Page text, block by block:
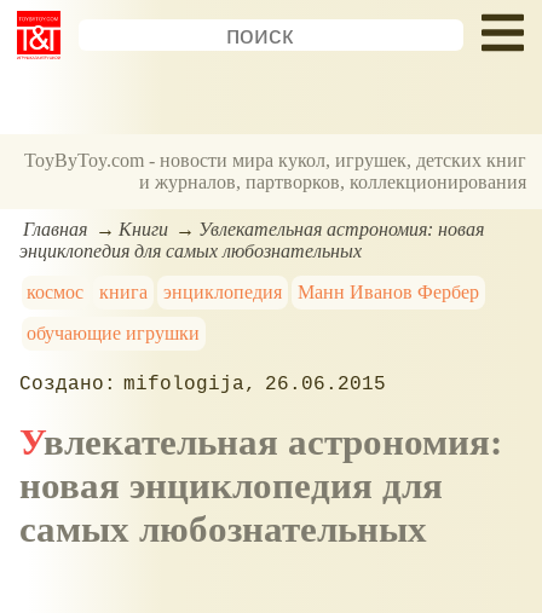
ToyByToy.com - новости мира кукол, игрушек, детских книг
и журналов, партворков, коллекционирования
Главная Книги
Увлекательная астрономия: новая
энциклопедия для самых любознательных
космос
книга энциклопедия
Манн Иванов Фербер
обучающие игрушки
mifologija 26.06.2015
Увлекательная астрономия:
новая энциклопедия для
самых любознательных